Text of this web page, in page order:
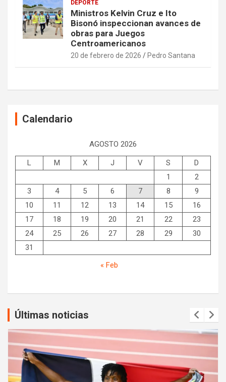
DEPORTE
Ministros Kelvin Cruz e Ito
Bisonó inspeccionan avances de
obras para Juegos
Centroamericanos
20 de febrero de 2026 Pedro Santana
Calendario
AGOSTO 2026
L M X J V S
D
1
2
3
4 5 6 7 8
9
10
11 12 13 14 15
16
17
18 19 20 21 22
23
24
25 26 27 28 29
30
31
« Feb
Últimas noticias